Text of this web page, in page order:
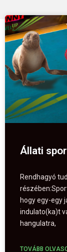
Állati
Rendhagyó
hogy egy-egy
indulato(ka)t
hangulatra,
TOVÁBB